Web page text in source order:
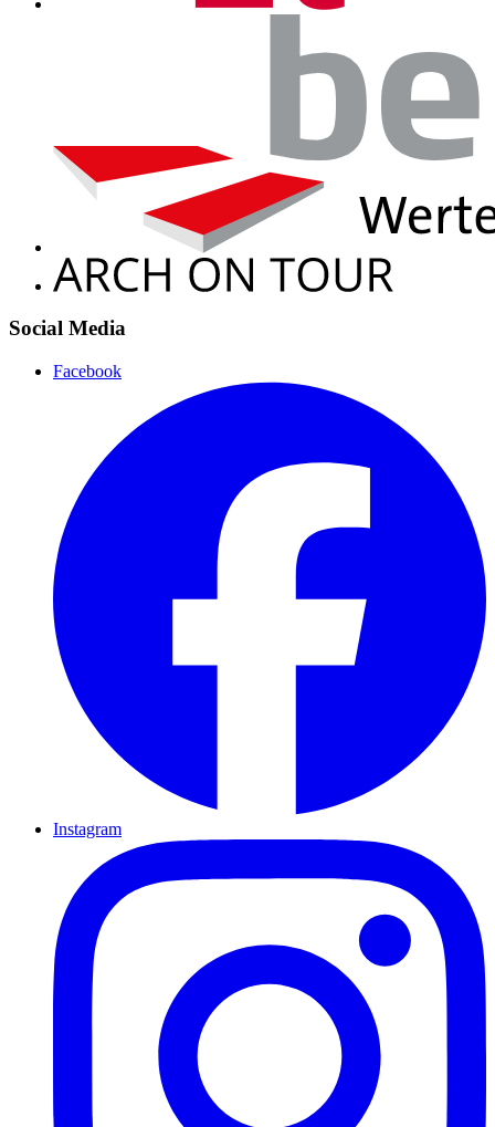
Social Media
Facebook
Instagram